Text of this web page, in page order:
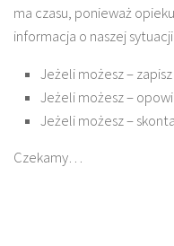
ma czasu, ponieważ
informacja o naszej
Jeżeli możesz –
Jeżeli możesz –
Jeżeli możesz –
Czekamy…